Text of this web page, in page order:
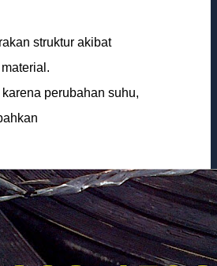
struktur akibat
perubahan suhu,